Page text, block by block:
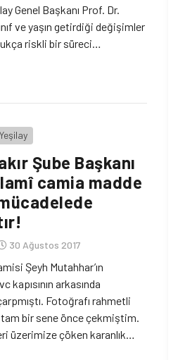
Genel Başkanı Prof. Dr.
ve yaşın getirdiği değişimler
riskli bir süreci
Yeşilay
Şube Başkanı
camia madde
mücadelede
30 Ağustos 2017
Şeyh Mutahhar’ın
arkasında
Fotoğrafı rahmetli
bir sene önce çekmiştim.
üzerimize çöken karanlık